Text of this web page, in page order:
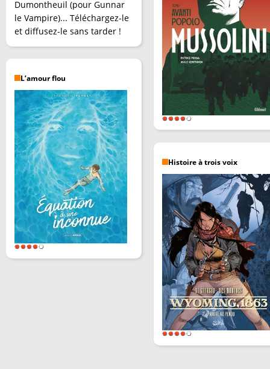
Dumontheuil (pour Gunnar
le Vampire)... Téléchargez-le
et diffusez-le sans tarder !
L’amour flou
Histoire à trois voix